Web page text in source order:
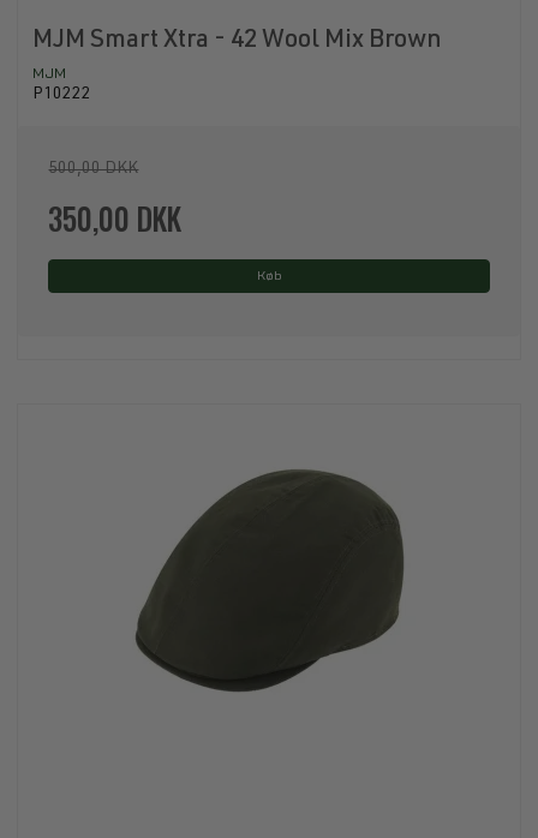
MJM Smart Xtra - 42 Wool Mix Brown
MJM
P10222
500,00 DKK
350,00 DKK
Køb